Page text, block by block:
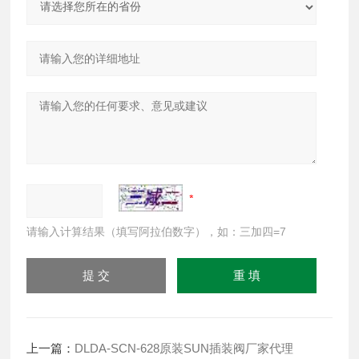
请输入计算结果（填写阿拉伯数字），如：三加四=7
上一篇： DLDA-SCN-628原装SUN插装阀厂家代理